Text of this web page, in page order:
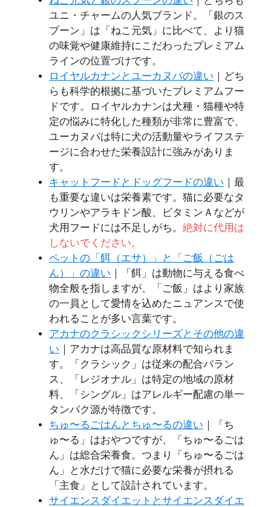
ユニ・チャームの人気ブランド。「銀のス
プーン」は「ねこ元気」に比べて、より猫
の味覚や健康維持にこだわったプレミアム
ラインの位置づけです。
ロイヤルカナンとユーカヌバの違い ｜どち
らも科学的根拠に基づいたプレミアムフー
ドです。ロイヤルカナンは犬種・猫種や特
定の悩みに特化した種類が非常に豊富で、
ユーカヌバは特に犬の活動量やライフステ
ージに合わせた栄養設計に強みがありま
す。
キャットフードとドッグフードの違い ｜最
も重要な違いは栄養素です。猫に必要なタ
ウリンやアラキドン酸、ビタミンＡなどが
犬用フードには不足しがち。 絶対に代用は
しないでください。
ペットの「餌（エサ）」と「ご飯（ごは
ん）」の違い ｜「餌」は動物に与える食べ
物全般を指しますが、「ご飯」はより家族
の一員として愛情を込めたニュアンスで使
われることが多い言葉です。
アカナのクラシックシリーズとその他の違
い ｜アカナは高品質な原材料で知られま
す。「クラシック」は従来の配合バラン
ス、「レジオナル」は特定の地域の原材
料、「シングル」はアレルギー配慮の単一
タンパク源が特徴です。
ちゅ〜るごはんとちゅ〜るの違い ｜「ち
ゅ〜る」はおやつですが、「ちゅ〜るごは
ん」は総合栄養食。つまり「ちゅ〜るごは
ん」と水だけで猫に必要な栄養が摂れる
「主食」として設計されています。
サイエンスダイエットとサイエンスダイエ